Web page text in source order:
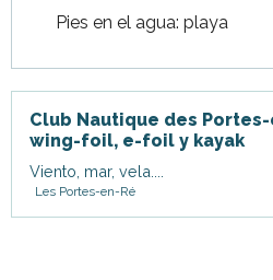
Pies en el agua: playa
Club Nautique des
wing-foil, e-foil y kayak
Viento, mar, vela....
Les Portes-en-Ré